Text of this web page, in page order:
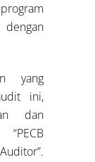
yang
ini,
dan